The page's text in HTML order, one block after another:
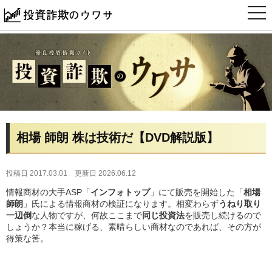
t
o
g
a
i
a
相場 師朗 株は技術だ【DVD解説版】
投稿日 2017.03.01 更新日 2026.06.12
情報商材の大手ASP「インフォトップ」にて販売を開始した「相場
師朗 」氏による情報商材の検証になります。相変わらずうねり取り
一辺倒な人物ですが、何故ここまで同じ投資法を販売し続けるので
しょうか？本当に稼げる、素晴らしい商材なのであれば、その方が
得策な筈。